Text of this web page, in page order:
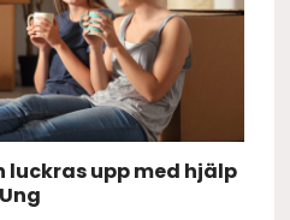
upp med hjälp